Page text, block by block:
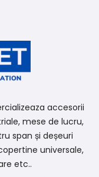
accesorii
mese de lucru,
span și deșeuri
universale,
etc..